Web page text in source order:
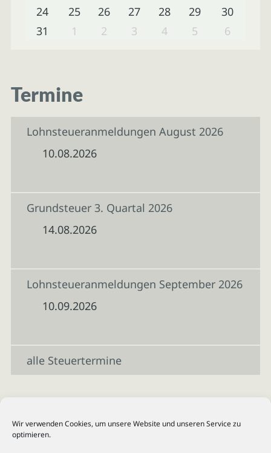
Wir verwenden Cookies, um unsere Website und unseren Service zu
optimieren.
24
25 26 27 28 29
30
31
1 2 3 4 5 6
Termine
Lohnsteueranmeldungen August 2026
10.08.2026
Grundsteuer 3. Quartal 2026
14.08.2026
Lohnsteueranmeldungen September 2026
10.09.2026
alle Steuertermine